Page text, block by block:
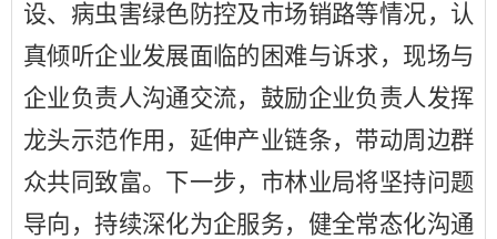
设、病虫害绿色防控及市场销路等情况，认
真倾听企业发展面临的困难与诉求，现场与
企业负责人沟通交流，鼓励企业负责人发挥
龙头示范作用，延伸产业链条，带动周边群
众共同致富。下一步，市林业局将坚持问题
导向，持续深化为企服务，健全常态化沟通